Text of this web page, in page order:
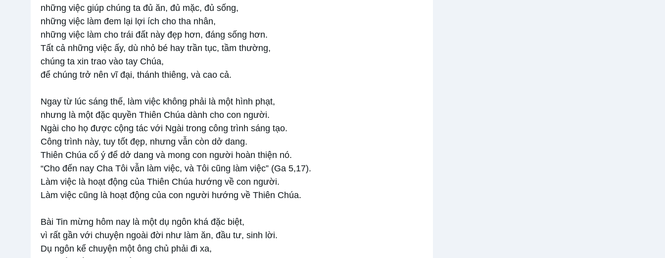
những việc giúp chúng ta đủ ăn, đủ mặc, đủ sống,
những việc làm đem lại lợi ích cho tha nhân,
những việc làm cho trái đất này đẹp hơn, đáng sống hơn.
Tất cả những việc ấy, dù nhỏ bé hay trần tục, tầm thường,
chúng ta xin trao vào tay Chúa,
để chúng trở nên vĩ đại, thánh thiêng, và cao cả.
Ngay từ lúc sáng thế, làm việc không phải là một hình phạt,
nhưng là một đặc quyền Thiên Chúa dành cho con người.
Ngài cho họ được cộng tác với Ngài trong công trình sáng tạo.
Công trình này, tuy tốt đẹp, nhưng vẫn còn dở dang.
Thiên Chúa cố ý để dở dang và mong con người hoàn thiện nó.
“Cho đến nay Cha Tôi vẫn làm việc, và Tôi cũng làm việc” (Ga 5,17).
Làm việc là hoạt động của Thiên Chúa hướng về con người.
Làm việc cũng là hoạt động của con người hướng về Thiên Chúa.
Bài Tin mừng hôm nay là một dụ ngôn khá đặc biệt,
vì rất gần với chuyện ngoài đời như làm ăn, đầu tư, sinh lời.
Dụ ngôn kể chuyện một ông chủ phải đi xa,